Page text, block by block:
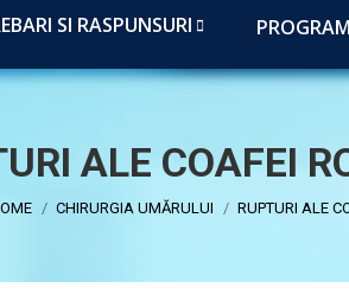
SI RASPUNSURI
ALE COAFEI
are here:CHIRURGIA UMĂRULUI RUPTURI ALE